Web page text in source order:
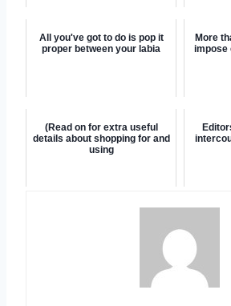
All you've got to do is pop it
proper between your labia
More
impose
(Read on for extra useful
details about shopping for and
using